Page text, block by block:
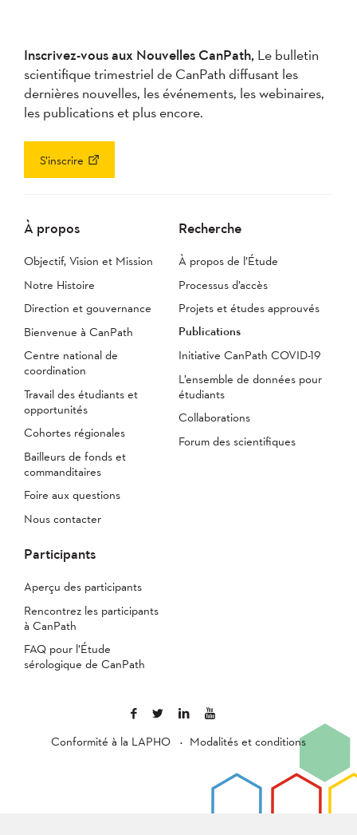
Inscrivez-vous aux Nouvelles CanPath, Le bulletin
scientifique trimestriel de CanPath diffusant les
dernières nouvelles, les événements, les webinaires,
les publications et plus encore.
S’inscrire
À propos
Objectif, Vision et Mission
Notre Histoire
Direction et gouvernance
Bienvenue à CanPath
Centre national de
coordination
Travail des étudiants et
opportunités
Cohortes régionales
Bailleurs de fonds et
commanditaires
Foire aux questions
Nous contacter
Recherche
À propos de l’Étude
Processus d’accès
Projets et études approuvés
Publications
Initiative CanPath COVID-19
L’ensemble de données pour
étudiants
Collaborations
Forum des scientifiques
Participants
Aperçu des participants
Rencontrez les participants
à CanPath
FAQ pour l’Étude
sérologique de CanPath
Conformité à la LAPHO Modalités et conditions